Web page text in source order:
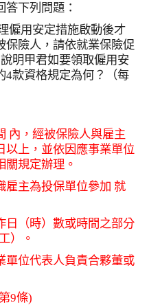
下列問題：
僱用安定措施啟動後才
保險人，請依就業保險促
明甲君如要領取僱用安
4款資格規定為何？（每
內，經被保險人與雇主
以上，並依因應事業單位
關規定辦理。
雇主為投保單位參加 就
日（時）數或時間之部分
）。
單位代表人負責合夥董或
9條)